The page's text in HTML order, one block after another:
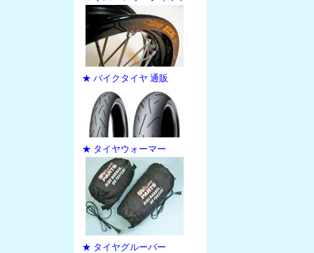
★ バイクタイヤ 通販
★ タイヤウォーマー
★ タイヤグルーバー